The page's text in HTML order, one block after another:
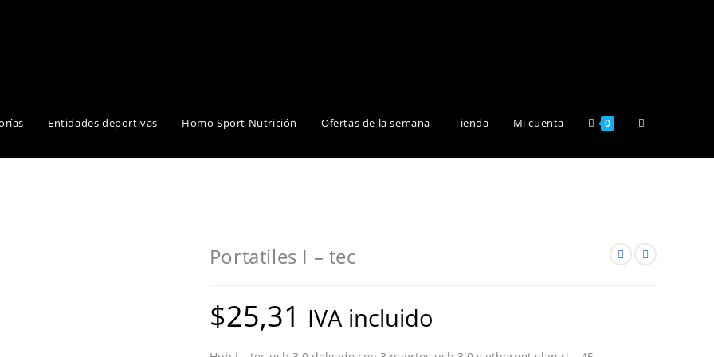
Entidades deportivas Homo Sport Nutrición Ofertas de la semana Tienda Mi cuenta 0 Alternar
Portatiles I – tec
$25,31 IVA incluido